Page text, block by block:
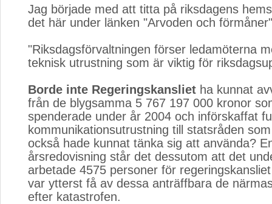
Jag började med att titta på riksdagens
det här under länken "Arvoden och
"Riksdagsförvaltningen förser ledamöterna
teknisk utrustning som är viktig för
Borde inte Regeringskansliet ha kunnat
från de blygsamma 5 767 197 000 kronor
spenderade under år 2004 och införskaffat
kommunikationsutrustning till statsråden
också hade kunnat tänka sig att använda?
årsredovisning står det dessutom att det
arbetade 4575 personer för
var ytterst få av dessa anträffbara de
efter katastrofen.